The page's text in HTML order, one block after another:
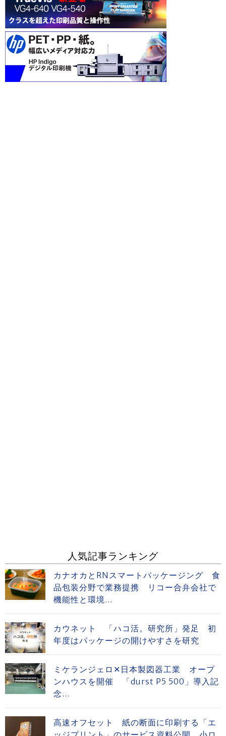
人気記事ランキング
カナオカとRNスマートパッケージング 食
品包装分野で業務提携 リコー合弁会社で
機能性と環境...
カウネット 「ハコ活。研究所」発足 初
年度はパッケージの開けやすさを研究
ミケランジェロ✕日本製図器工業 オープ
ンハウスを開催 「durst P5 500」導入記
念...
高速オフセット 紙の断面に印刷する「エ